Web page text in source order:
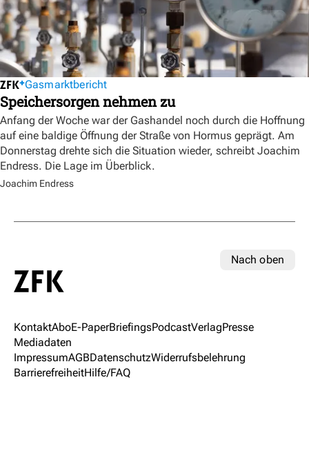
Gasmarktbericht
Speichersorgen nehmen zu
Anfang der Woche war der Gashandel noch durch die Hoffnung
auf eine baldige Öffnung der Straße von Hormus geprägt. Am
Donnerstag drehte sich die Situation wieder, schreibt Joachim
Endress. Die Lage im Überblick.
Joachim Endress
Nach oben
KontaktAboE-PaperBriefingsPodcastVerlagPresse
Mediadaten
ImpressumAGBDatenschutzWiderrufsbelehrung
BarrierefreiheitHilfe/FAQ